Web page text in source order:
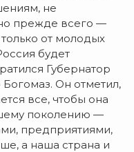
не
прежде всего —
от молодых
будет
Губернатор
Он отметил,
все, чтобы она
поколению —
предприятиями,
а наша страна и